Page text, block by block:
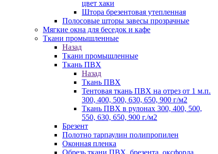
цвет хаки
Штора брезентовая утепленная
Полосовые шторы завесы прозрачные
Мягкие окна для беседок и кафе
Ткани промышленные
Назад
Ткани промышленные
Ткань ПВХ
Назад
Ткань ПВХ
Тентовая ткань ПВХ на отрез от 1 м.п.
300, 400, 500, 630, 650, 900 г/м2
Ткань ПВХ в рулонах 300, 400, 500,
550, 630, 650, 900 г./м2
Брезент
Полотно тарпаулин полипропилен
Оконная пленка
Обрезь ткани ПВХ, брезента, оксфорда,